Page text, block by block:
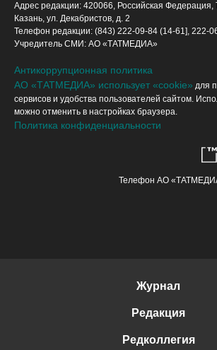
Адрес редакции: 420066, Российская Федерация,
Казань, ул. Декабристов, д. 2
Телефон редакции: (843) 222-09-84 (14-61], 222-
Учредитель СМИ: АО «ТАТМЕДИА»
Антикоррупционная политика
АО «ТАТМЕДИА» использует «cookie» для
сервисов и удобства пользователей сайтом.
можно отменить в настройках браузера.
Политика конфиденциальности
Телефон АО
Журнал
Редакция
Редколлегия